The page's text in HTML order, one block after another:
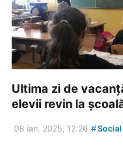
Ultima zi de
elevii revin la
08 ian. 2025, 12:26 #Social